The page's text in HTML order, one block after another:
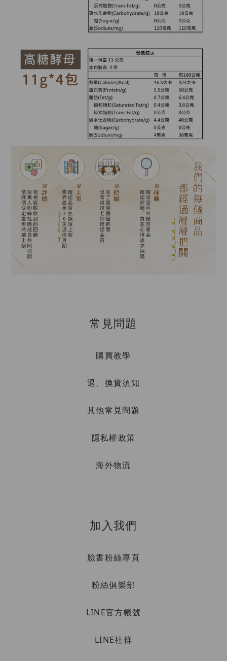
常見問題
購買教學
退、換貨須知
其他常見問題
隱私權政策
海外物流
加入我們
臉書粉絲專頁
粉絲俱樂部
LINE官方帳號
LINE社群